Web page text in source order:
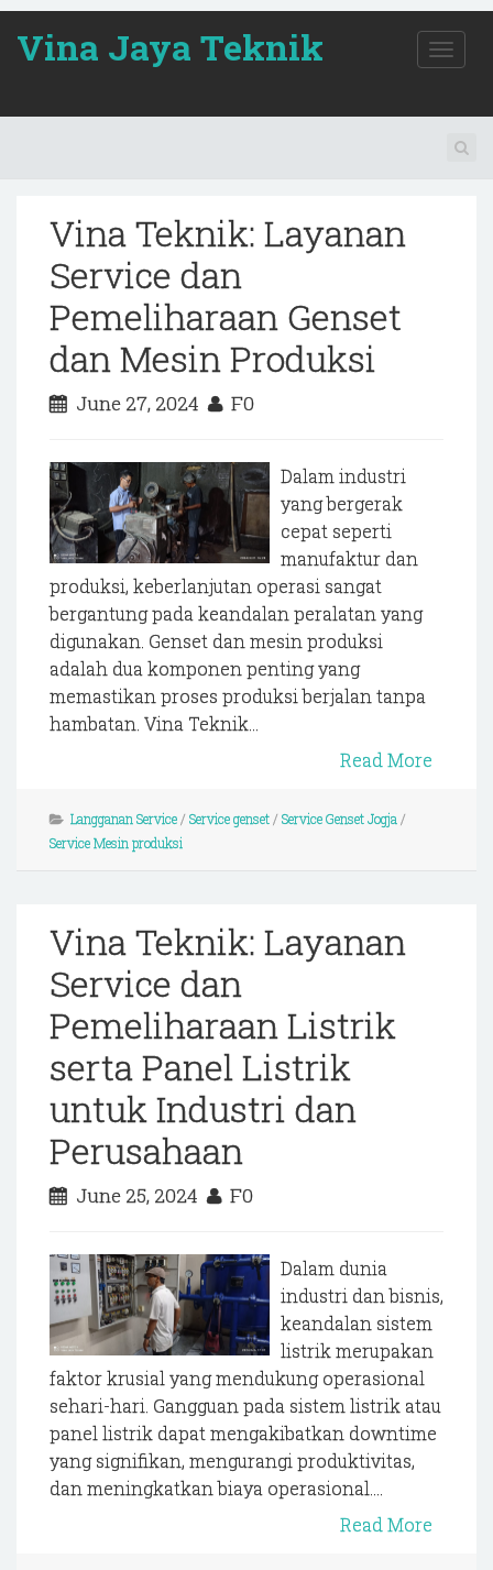
Vina Jaya Teknik
T
o
g
Vina Teknik: Layanan
Service dan
Pemeliharaan Genset
dan Mesin Produksi
June 27, 2024 F0
Dalam industri
yang bergerak
cepat seperti
manufaktur dan
produksi, keberlanjutan operasi sangat
bergantung pada keandalan peralatan yang
digunakan. Genset dan mesin produksi
adalah dua komponen penting yang
memastikan proses produksi berjalan tanpa
hambatan. Vina Teknik...
Read More
Langganan Service/ Service genset/ Service Genset Jogja /
Service Mesin produksi
Vina Teknik: Layanan
Service dan
Pemeliharaan Listrik
serta Panel Listrik
untuk Industri dan
Perusahaan
June 25, 2024 F0
Dalam dunia
industri dan bisnis,
keandalan sistem
listrik merupakan
faktor krusial yang mendukung operasional
sehari-hari. Gangguan pada sistem listrik atau
panel listrik dapat mengakibatkan downtime
yang signifikan, mengurangi produktivitas,
dan meningkatkan biaya operasional....
Read More